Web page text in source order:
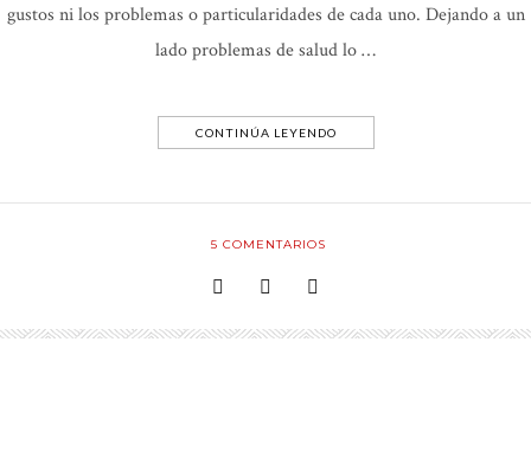
gustos ni los problemas o particularidades de cada uno. Dejando a un
lado problemas de salud lo …
CONTINÚA LEYENDO
5 COMENTARIOS